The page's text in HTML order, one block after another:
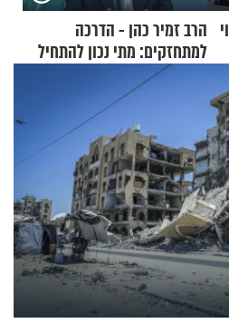
הרב זמיר כהן - הדרכה
למתחזקים: מתי נכון להתחיל
עם לבישת הציצית?